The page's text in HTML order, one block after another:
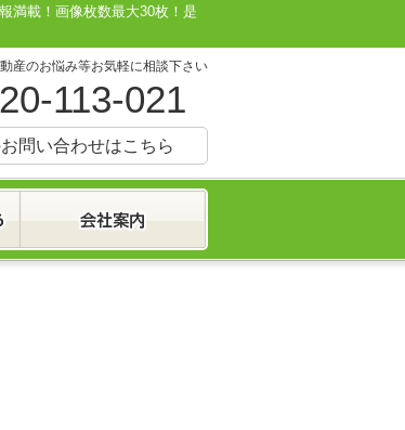
満載！画像枚数最大30枚！是
産のお悩み等お気軽に相談下さい
113-021
問い合わせはこちら